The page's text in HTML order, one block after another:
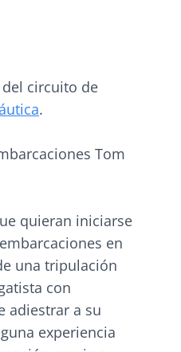
circuito de
.
Tom
quieran iniciarse
en
una tripulación
con
adiestrar a su
experiencia